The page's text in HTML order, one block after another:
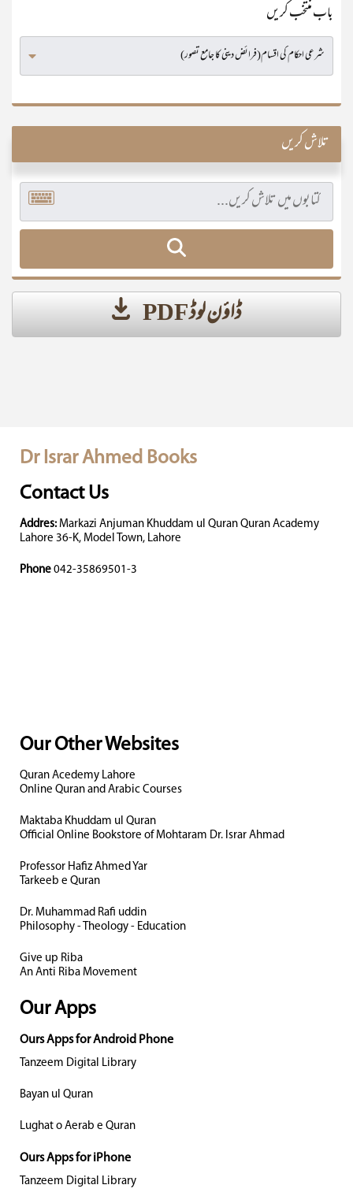
باب منتخب کریں
تلاش کریں
ڈاؤن لوڈ PDF
Dr Israr Ahmed Books
Contact Us
Addres: Markazi Anjuman Khuddam ul Quran Quran Academy
Lahore 36-K, Model Town, Lahore
Phone 042-35869501-3
Our Other Websites
Quran Acedemy Lahore
Online Quran and Arabic Courses
Maktaba Khuddam ul Quran
Official Online Bookstore of Mohtaram Dr. Israr Ahmad
Professor Hafiz Ahmed Yar
Tarkeeb e Quran
Dr. Muhammad Rafi uddin
Philosophy - Theology - Education
Give up Riba
An Anti Riba Movement
Our Apps
Ours Apps for Android Phone
Tanzeem Digital Library
Bayan ul Quran
Lughat o Aerab e Quran
Ours Apps for iPhone
Tanzeem Digital Library